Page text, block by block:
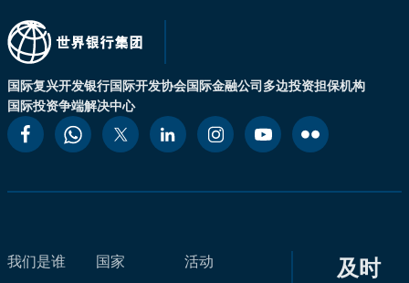
国际复兴开发银行国际开发协会国际金融公司多边投资担保机构
国际投资争端解决中心
我们是谁
国家
活动
及时